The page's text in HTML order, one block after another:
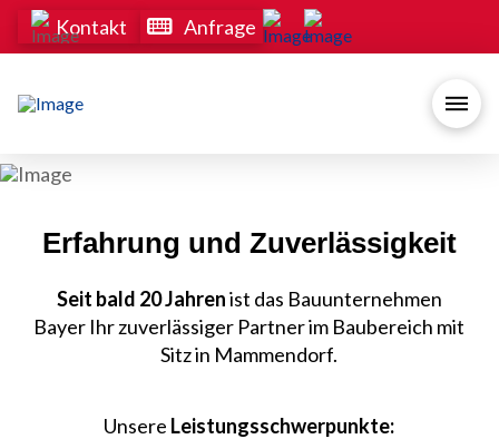
Kontakt Anfrage
Erfahrung und Zuverlässigkeit
Seit bald 20 Jahrenist das Bauunternehmen
Bayer Ihr zuverlässiger Partner im Baubereich mit
Sitz in Mammendorf.
Unsere Leistungsschwerpunkte: